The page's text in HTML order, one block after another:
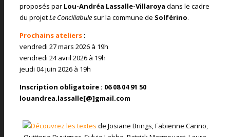
proposés par Lou-Andréa Lassalle-Villaroya dans le cadre
du projetLe Conciliabule sur la commune de Solférino.
Prochains ateliers :
vendredi 27 mars 2026 à 19h
vendredi 24 avril 2026 à 19h
jeudi 04 juin 2026 à 19h
Inscription obligatoire : 06 08 04 91 50
louandrea.lassalle[@]gmail.com
de Josiane Brings, Fabienne Carino,